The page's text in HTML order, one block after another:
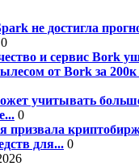
не достигла
0
и сервис Bork
от Bork за
учитывать
0
призвала
для... 0